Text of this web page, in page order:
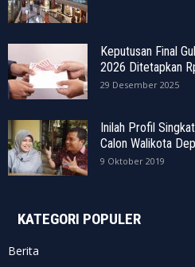
Keputusan Final
2026 Ditetapkan
29 Desember 2025
Inilah Profil
Calon Walikota
9 Oktober 2019
KATEGORI POPULER
Berita